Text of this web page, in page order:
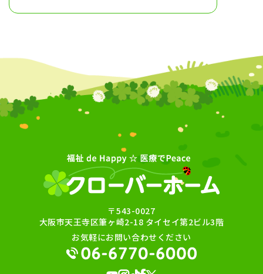
〒543-0027
大阪市天王寺区筆ヶ崎2-18 タイセイ第2ビル3階
お気軽にお問い合わせください